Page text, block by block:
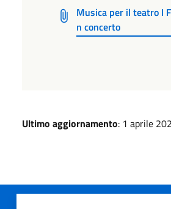
Musica per il teatro I
n concerto
Ultimo aggiornamento: 1 aprile